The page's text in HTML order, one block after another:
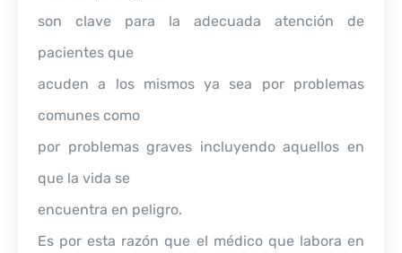
son clave para la adecuada atención de
pacientes que
acuden a los mismos ya sea por problemas
comunes como
por problemas graves incluyendo aquellos en
que la vida se
encuentra en peligro.
Es por esta razón que el médico que labora en